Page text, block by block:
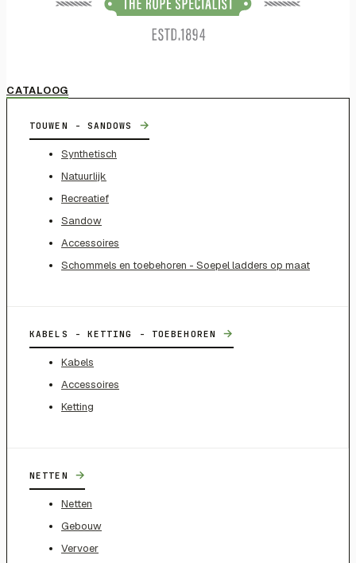
CATALOOG
TOUWEN - SANDOWS →
Synthetisch
Natuurlijk
Recreatief
Sandow
Accessoires
Schommels en toebehoren - Soepel ladders op maat
KABELS - KETTING - TOEBEHOREN →
Kabels
Accessoires
Ketting
NETTEN →
Netten
Gebouw
Vervoer